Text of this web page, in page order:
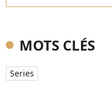
MOTS CLÉS
Series